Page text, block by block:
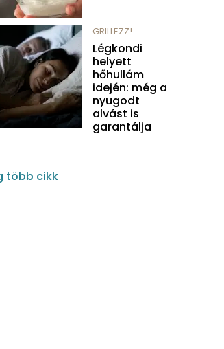
GRILLEZZ!
Légkondi
helyett
hőhullám
idején: még a
nyugodt
alvást is
garantálja
több cikk